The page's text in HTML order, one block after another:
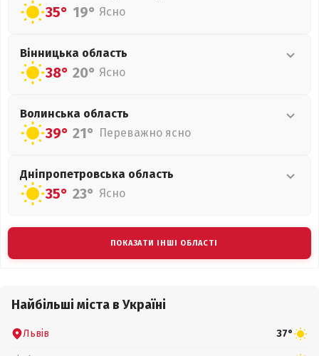
35° 19° Ясно
Вінницька область
38° 20° Ясно
Волинська область
39° 21° Переважно ясно
Дніпропетровська область
35° 23° Ясно
ПОКАЗАТИ ІНШІ ОБЛАСТІ
Найбільші міста в Україні
Львів 37°